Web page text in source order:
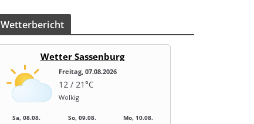
Wet­ter­be­richt
Wetter Sassenburg
Freitag, 07.08.2026
12 / 21°C
Wolkig
Sa, 08.08. So, 09.08. Mo, 10.08.